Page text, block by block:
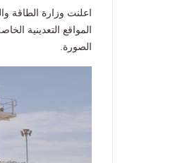
اعلنت وزارة الطاقة
المواقع التعدينية
الصورة.